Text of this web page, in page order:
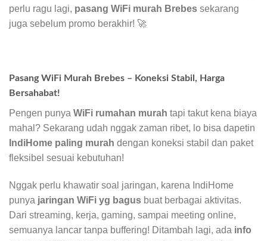
perlu ragu lagi, pasang WiFi murah Brebes sekarang
juga sebelum promo berakhir! 🚀
Pasang WiFi Murah Brebes – Koneksi Stabil, Harga
Bersahabat!
Pengen punya WiFi rumahan murah tapi takut kena biaya
mahal? Sekarang udah nggak zaman ribet, lo bisa dapetin
IndiHome paling murah dengan koneksi stabil dan paket
fleksibel sesuai kebutuhan!
Nggak perlu khawatir soal jaringan, karena IndiHome
punya jaringan WiFi yg bagus buat berbagai aktivitas.
Dari streaming, kerja, gaming, sampai meeting online,
semuanya lancar tanpa buffering! Ditambah lagi, ada info